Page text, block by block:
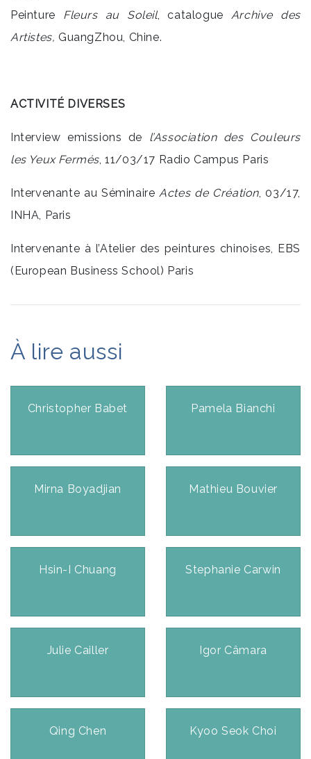
Peinture Fleurs au Soleil, catalogue Archive des
Artistes, GuangZhou, Chine.
ACTIVITÉ DIVERSES
Interview emissions de l’Association des Couleurs
les Yeux Fermés, 11/03/17 Radio Campus Paris
Intervenante au SéminaireActes de Création, 03/17,
INHA, Paris
Intervenante à l’Atelier des peintures chinoises, EBS
(European Business School) Paris
À lire aussi
Christopher Babet Pamela Bianchi
Mirna Boyadjian Mathieu Bouvier
Hsin-I Chuang Stephanie Carwin
Julie Cailler Igor Câmara
Qing Chen Kyoo Seok Choi